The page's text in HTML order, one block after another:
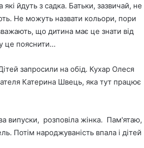
йдуть з садка. Батьки, зазвичай, не
Не можуть назвати кольори, пори
що дитина має це знати від
це пояснити…
запросили на обід. Кухар Олеся
Катерина Швець, яка тут працює
випуски, розповіла жінка. Пам'ятаю,
Потім народжуваність впала і дітей